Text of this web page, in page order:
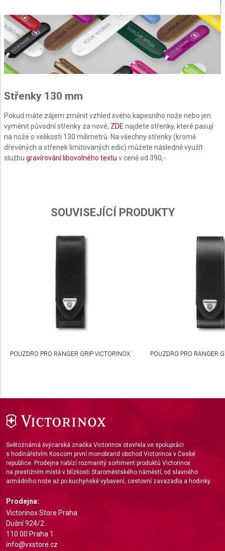
Střenky 130 mm
Pokud máte zájem změnit vzhled svého kapesního nože nebo jen
vyměnit původní střenky za nové, ZDE najdete střenky, které pasují
na nože o velikosti 130 milimetrů. Na všechny střenky (kromě
dřevěných a střenek limitovaných edic) můžete následně využít
službu gravírování libovolného textu v ceně od 390,-.
SOUVISEJÍCÍ PRODUKTY
POUZDRO PRO RANGER GRIP VICTORINOX POUZDRO PRO RANGER
Světoznámá švýcarská značka Victorinox otevřela ve spolupráci
s hodinářstvím Koscom první monobrand obchod Victorinox v České
republice. Prodejna nabízí rozmanitý sortiment produktů Victorinox
na prestižním místě v blízkosti Staroměstského náměstí; od slavného
armádního nože až po kuchyňské vybavení, cestovní zavazadla a hodinky.
Prodejna:
Victorinox Store Praha
Dušní 924/2
110 00 Praha 1
info@vxstore.cz
Store and/or access information on a device
Use limited data to select advertising
Create profiles for personalised advertising
Use profiles to select personalised content
Measure advertising performance
Use limited data to select content
IAB Special Features:
Use precise geolocation data
Identify devices based on information actively
Non-IAB processing purposes:
Performance
Advertising